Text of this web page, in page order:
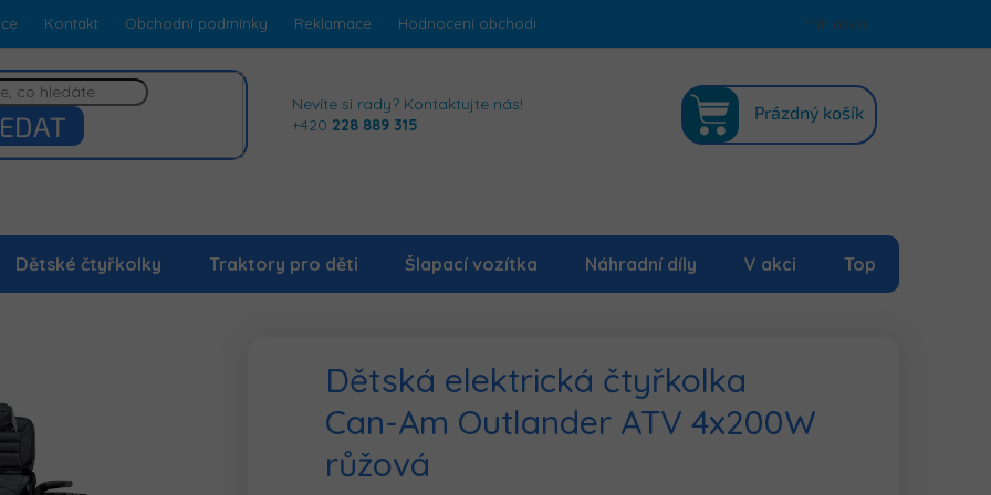
Kontakt Obchodní podmínky Reklamace Hodnocení obchodu Podmínky ochrany osobních údajů Mapa serveru
Přihlášení
Nevíte si rady? Kontaktujte nás!
+420 228 889 315
KOŠÍK
Prázdný košík
Dětské čtyřkolky Traktory pro děti Šlapací vozítka Náhradní díly V akci Top
Dětská elektrická čtyřkolka
Can-Am Outlander ATV 4x200W
růžová